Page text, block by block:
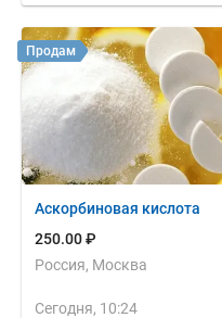
Аскорбиновая кислота
250.00 ₽
Россия, Москва
Сегодня, 10:24
Продам